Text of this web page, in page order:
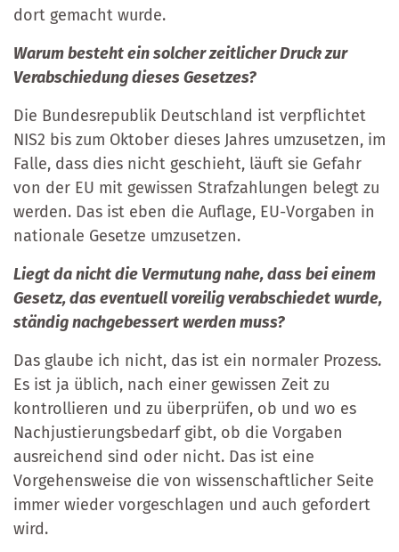
dort gemacht wurde.
Warum besteht ein solcher zeitlicher Druck zur
Verabschiedung dieses Gesetzes?
Die Bundesrepublik Deutschland ist verpflichtet
NIS2 bis zum Oktober dieses Jahres umzusetzen, im
Falle, dass dies nicht geschieht, läuft sie Gefahr
von der EU mit gewissen Strafzahlungen belegt zu
werden. Das ist eben die Auflage, EU-Vorgaben in
nationale Gesetze umzusetzen.
Liegt da nicht die Vermutung nahe, dass bei einem
Gesetz, das eventuell voreilig verabschiedet wurde,
ständig nachgebessert werden muss?
Das glaube ich nicht, das ist ein normaler Prozess.
Es ist ja üblich, nach einer gewissen Zeit zu
kontrollieren und zu überprüfen, ob und wo es
Nachjustierungsbedarf gibt, ob die Vorgaben
ausreichend sind oder nicht. Das ist eine
Vorgehensweise die von wissenschaftlicher Seite
immer wieder vorgeschlagen und auch gefordert
wird.